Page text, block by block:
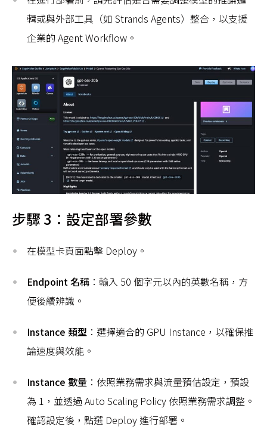
輯或與外部工具（如 Strands Agents）整合，以支援
企業的 Agent Workflow。
步驟 3：設定部署參數
在模型卡頁面點擊 Deploy。
Endpoint 名稱 ：輸入 50 個字元以內的英數名稱，方
便後續辨識。
Instance 類型 ：選擇適合的 GPU Instance，以確保推
論速度與效能。
Instance 數量 ：依照業務需求與流量預估設定，預設
為 1，並透過 Auto Scaling Policy 依照業務需求調整。
確認設定後，點選 Deploy 進行部署。